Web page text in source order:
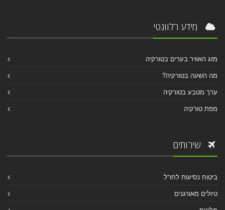
מידע רלוונטי
מזג האוויר בערים בטורקיה
מה השעה בטורקיה?
ערך מטבע בטורקיה
מפת טורקיה
שירותים
ביטוח נסיעות לחו"ל
טיולים מאורגנים